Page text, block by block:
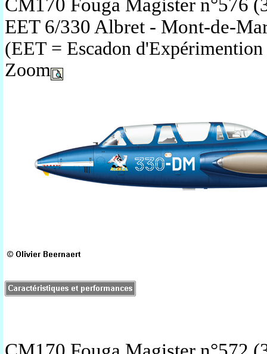
CM170 Fouga Magister n°576
EET 6/330 Albret - Mont-de-
(EET = Escadon
Zoom